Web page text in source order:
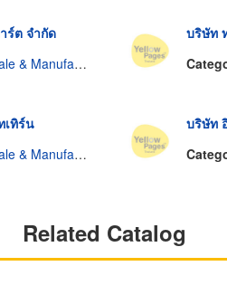
ร์ต จำกัด
Manufacturers
บริษัท
เทิร์น
Manufacturers
บริษัท
Related Catalog